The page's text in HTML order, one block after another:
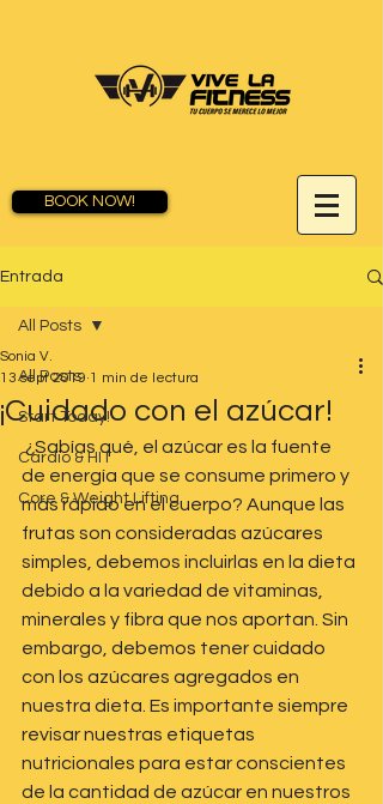
BOOK NOW!
Entrada
All Posts
Start Today!
Cardio & HIT
Core & Weight Lifting
All Posts
¡Cuidado con el azúcar!
Sonia V.
13 sept 2019 1 min de lectura
de energía que se consume primero y
más rápido en el cuerpo? Aunque las
frutas son consideradas azúcares
simples, debemos incluirlas en la dieta
debido a la variedad de vitaminas,
minerales y fibra que nos aportan. Sin
embargo, debemos tener cuidado
con los azúcares agregados en
nuestra dieta. Es importante siempre
revisar nuestras etiquetas
nutricionales para estar conscientes
de la cantidad de azúcar en nuestros